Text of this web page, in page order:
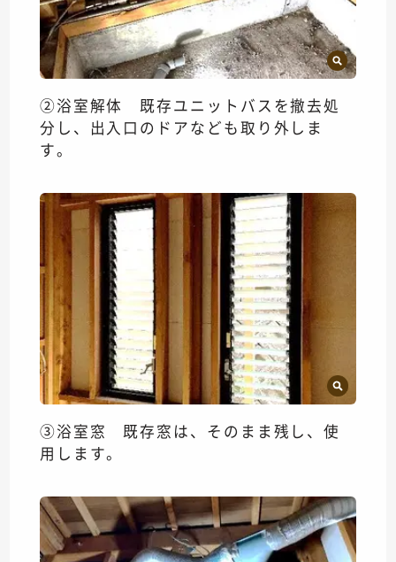
②浴室解体 既存ユニットバスを撤去処
分し、出入口のドアなども取り外しま
す。
③浴室窓 既存窓は、そのまま残し、使
用します。